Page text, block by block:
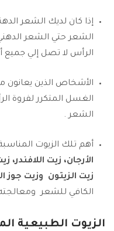
إذا كان لديك الشعر
الشعر حتي الشعر
الرأس لا تصل إلي جميع
الأشخاص الذين
الغسل المتكرر لفروة
الشعر .
أهم تلك الزيوت
الأرجان، زيت اللافندر،
زيت الزيتون وزيت جوز
الكافي للشعر
الزيوت الطبيعية